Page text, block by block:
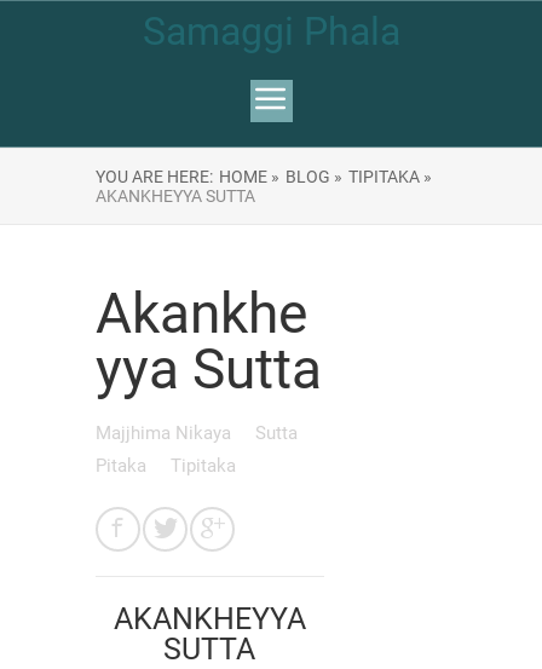
Samaggi Phala
YOU ARE HERE: HOME » BLOG » TIPITAKA »
AKANKHEYYA SUTTA
Akankhe
yya Sutta
Majjhima Nikaya
Sutta
Pitaka
Tipitaka
AKANKHEYYA
SUTTA